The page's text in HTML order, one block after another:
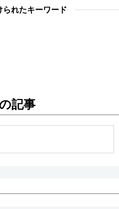
SNS
れたキーワード
記事